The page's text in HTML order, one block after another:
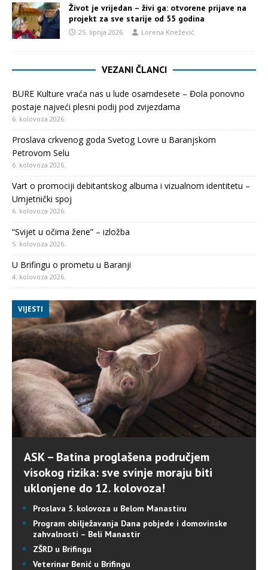
Život je vrijedan – živi ga: otvorene prijave na
projekt za sve starije od 55 godina
25. lipnja 2026. Lorena Knežević
VEZANI ČLANCI
BURE Kulture vraća nas u lude osamdesete – Đola ponovno
postaje najveći plesni podij pod zvijezdama
6. kolovoza 2026.
Proslava crkvenog goda Svetog Lovre u Baranjskom
Petrovom Selu
6. kolovoza 2026.
Vart o promociji debitantskog albuma i vizualnom identitetu –
Umjetnički spoj
6. kolovoza 2026.
“Svijet u očima žene” – izložba
5. kolovoza 2026.
U Brifingu o prometu u Baranji
4. kolovoza 2026.
VIJESTI
ASK – Batina proglašena područjem
visokog rizika: sve svinje moraju biti
uklonjene do 12. kolovoza!
Proslava 5. kolovoza u Belom Manastiru
Program obilježavanja Dana pobjede i domovinske
zahvalnosti – Beli Manastir
ZŠRD u Brifingu
Veterinar Benić u Brifingu